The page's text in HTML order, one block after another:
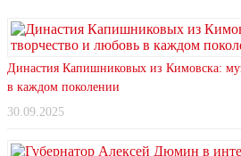
Династия Капишниковых из Кимовска:
в каждом поколении
30.09.2025